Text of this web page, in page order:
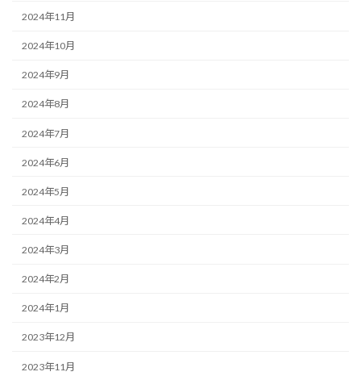
2024年11月
2024年10月
2024年9月
2024年8月
2024年7月
2024年6月
2024年5月
2024年4月
2024年3月
2024年2月
2024年1月
2023年12月
2023年11月